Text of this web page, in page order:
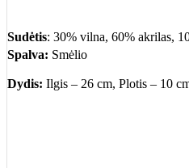
Sudėtis: 30% vilna, 60% akrilas,
Spalva: Smėlio
Dydis: Ilgis – 26 cm, Plotis – 10